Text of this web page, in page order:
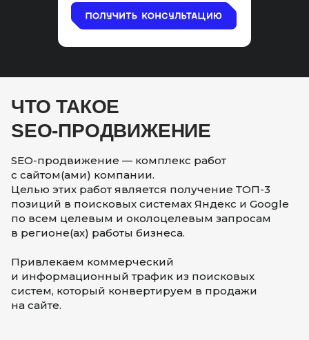
ЧТО ТАКОЕ
SEO-ПРОДВИЖЕНИЕ
SEO-продвижение — комплекс работ
с сайтом(ами) компании.
Целью этих работ является получение ТОП-3
позиций в поисковых системах Яндекс и Google
по всем целевым и околоцелевым запросам
в регионе(ах) работы бизнеса.
Привлекаем коммерческий
и информационный трафик из поисковых
систем, который конвертируем в продажи
на сайте.